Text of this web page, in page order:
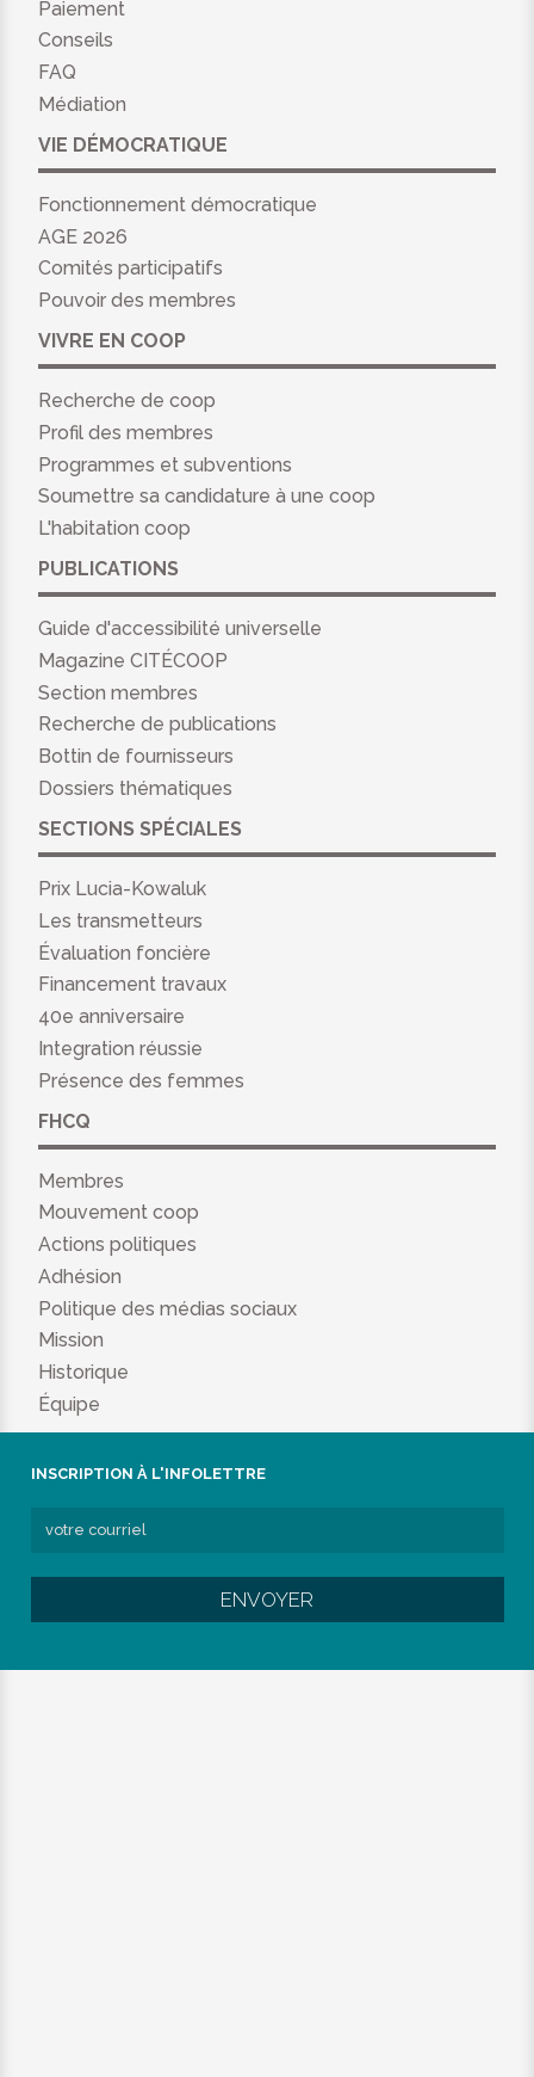
Paiement
Conseils
FAQ
Médiation
VIE DÉMOCRATIQUE
Fonctionnement démocratique
AGE 2026
Comités participatifs
Pouvoir des membres
VIVRE EN COOP
Recherche de coop
Profil des membres
Programmes et subventions
Soumettre sa candidature à une coop
L'habitation coop
PUBLICATIONS
Guide d'accessibilité universelle
Magazine CITÉCOOP
Section membres
Recherche de publications
Bottin de fournisseurs
Dossiers thématiques
SECTIONS SPÉCIALES
Prix Lucia-Kowaluk
Les transmetteurs
Évaluation foncière
Financement travaux
40e anniversaire
Integration réussie
Présence des femmes
FHCQ
Membres
Mouvement coop
Actions politiques
Adhésion
Politique des médias sociaux
Mission
Historique
Équipe
INSCRIPTION À L'INFOLETTRE
ENVOYER